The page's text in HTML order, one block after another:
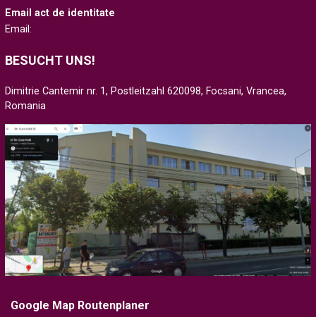
Email act de identitate
Email:
BESUCHT UNS!
Dimitrie Cantemir nr. 1, Postleitzahl 620098, Focsani, Vrancea,
Romania
Google Map Routenplaner